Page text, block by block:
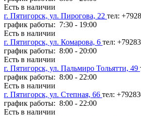
Есть в наличии
г. Пятигорск, ул. Пирогова, 22 тел:
график работы: 7:30 - 19:00
Есть в наличии
г. Пятигорск, ул. Комарова, 6 тел:
график работы: 8:00 - 20:00
Есть в наличии
г. Пятигорск, ул. Пальмиро Тольятти, 49
график работы: 8:00 - 22:00
Есть в наличии
г. Пятигорск, ул. Степная, 66 тел:
график работы: 8:00 - 22:00
Есть в наличии